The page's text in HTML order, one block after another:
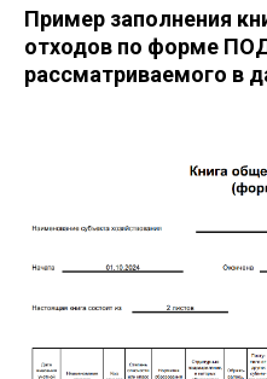
Пример заполнения
отходов по форме
рассматриваемого в